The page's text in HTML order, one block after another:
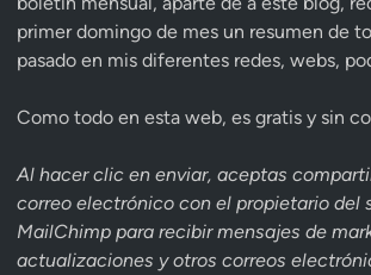
primer domingo de mes un resumen de
pasado en mis diferentes redes, webs,
Como todo en esta web, es gratis y sin
Al hacer clic en enviar, aceptas
correo electrónico con el propietario del
MailChimp para recibir mensajes de
actualizaciones y otros correos